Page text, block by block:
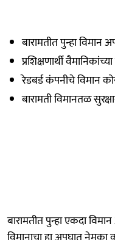
बारामतीत पुन्हा विमान
प्रशिक्षणार्थी
रेडबर्ड कंपनीचे विमान
बारामती विमानतळ
बारामतीत पुन्हा एकदा